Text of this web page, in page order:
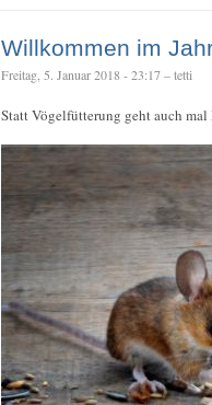
Willkommen im
Freitag, 5. Januar 2018 - 23:17 – tetti
Statt Vögelfütterung geht auch mal